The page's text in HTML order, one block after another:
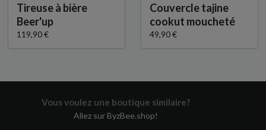
Tireuse à bière
Beer'up
119,90 €
Couvercle tajine
cookut moucheté
49,90 €
Vous voulez une boutique similaire?
Allez sur ByzBee.shop!